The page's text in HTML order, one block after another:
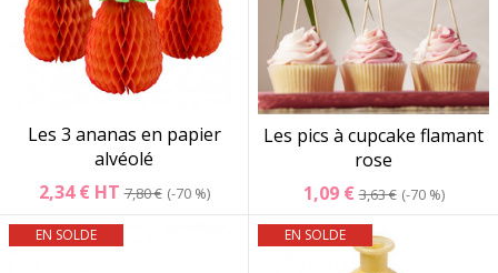
Les 3 ananas en papier
alvéolé
2,34 € HT7,80 € -70 %
Les pics à cupcake flamant
rose
1,09 €3,63 € -70 %
EN SOLDE EN SOLDE